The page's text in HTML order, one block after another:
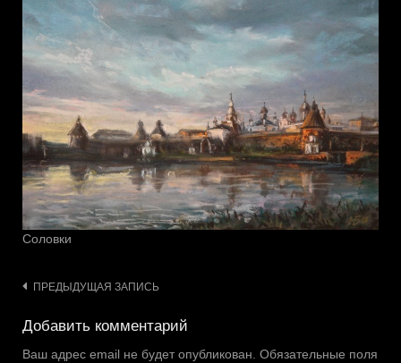
Соловки
Навигация
записям
ПРЕДЫДУЩАЯ ЗАПИСЬ
Добавить комментарий
Ваш адрес email не будет опубликован. Обязательные поля